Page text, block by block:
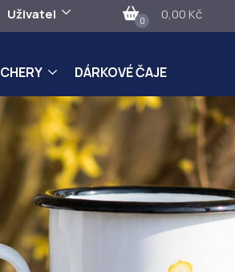
Uživatel 0 0,00 Kč
DÁRKOVÉ ČAJE